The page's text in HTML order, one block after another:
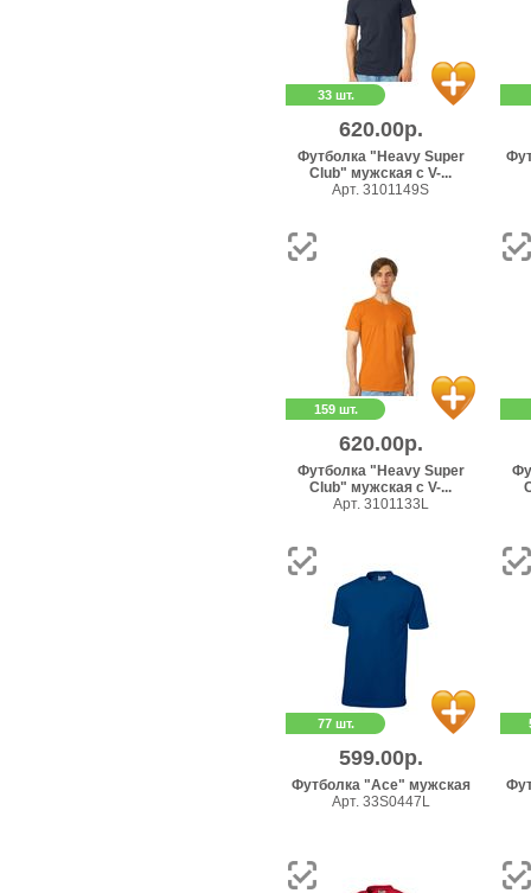
33 шт.
620.00р.
Футболка "Heavy Super
Club" мужская с V-...
Арт. 3101149S
159 шт.
620.00р.
Футболка "Heavy Super
Club" мужская с V-...
Арт. 3101133L
77 шт.
599.00р.
Футболка "Ace" мужская
Арт. 33S0447L